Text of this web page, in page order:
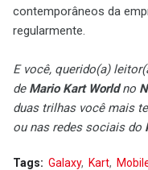
contemporâneos da
regularmente.
E você, querido(a)
de Mario Kart Worldno
duas trilhas você mais
ou nas redes sociais do
Tags: Galaxy Kart